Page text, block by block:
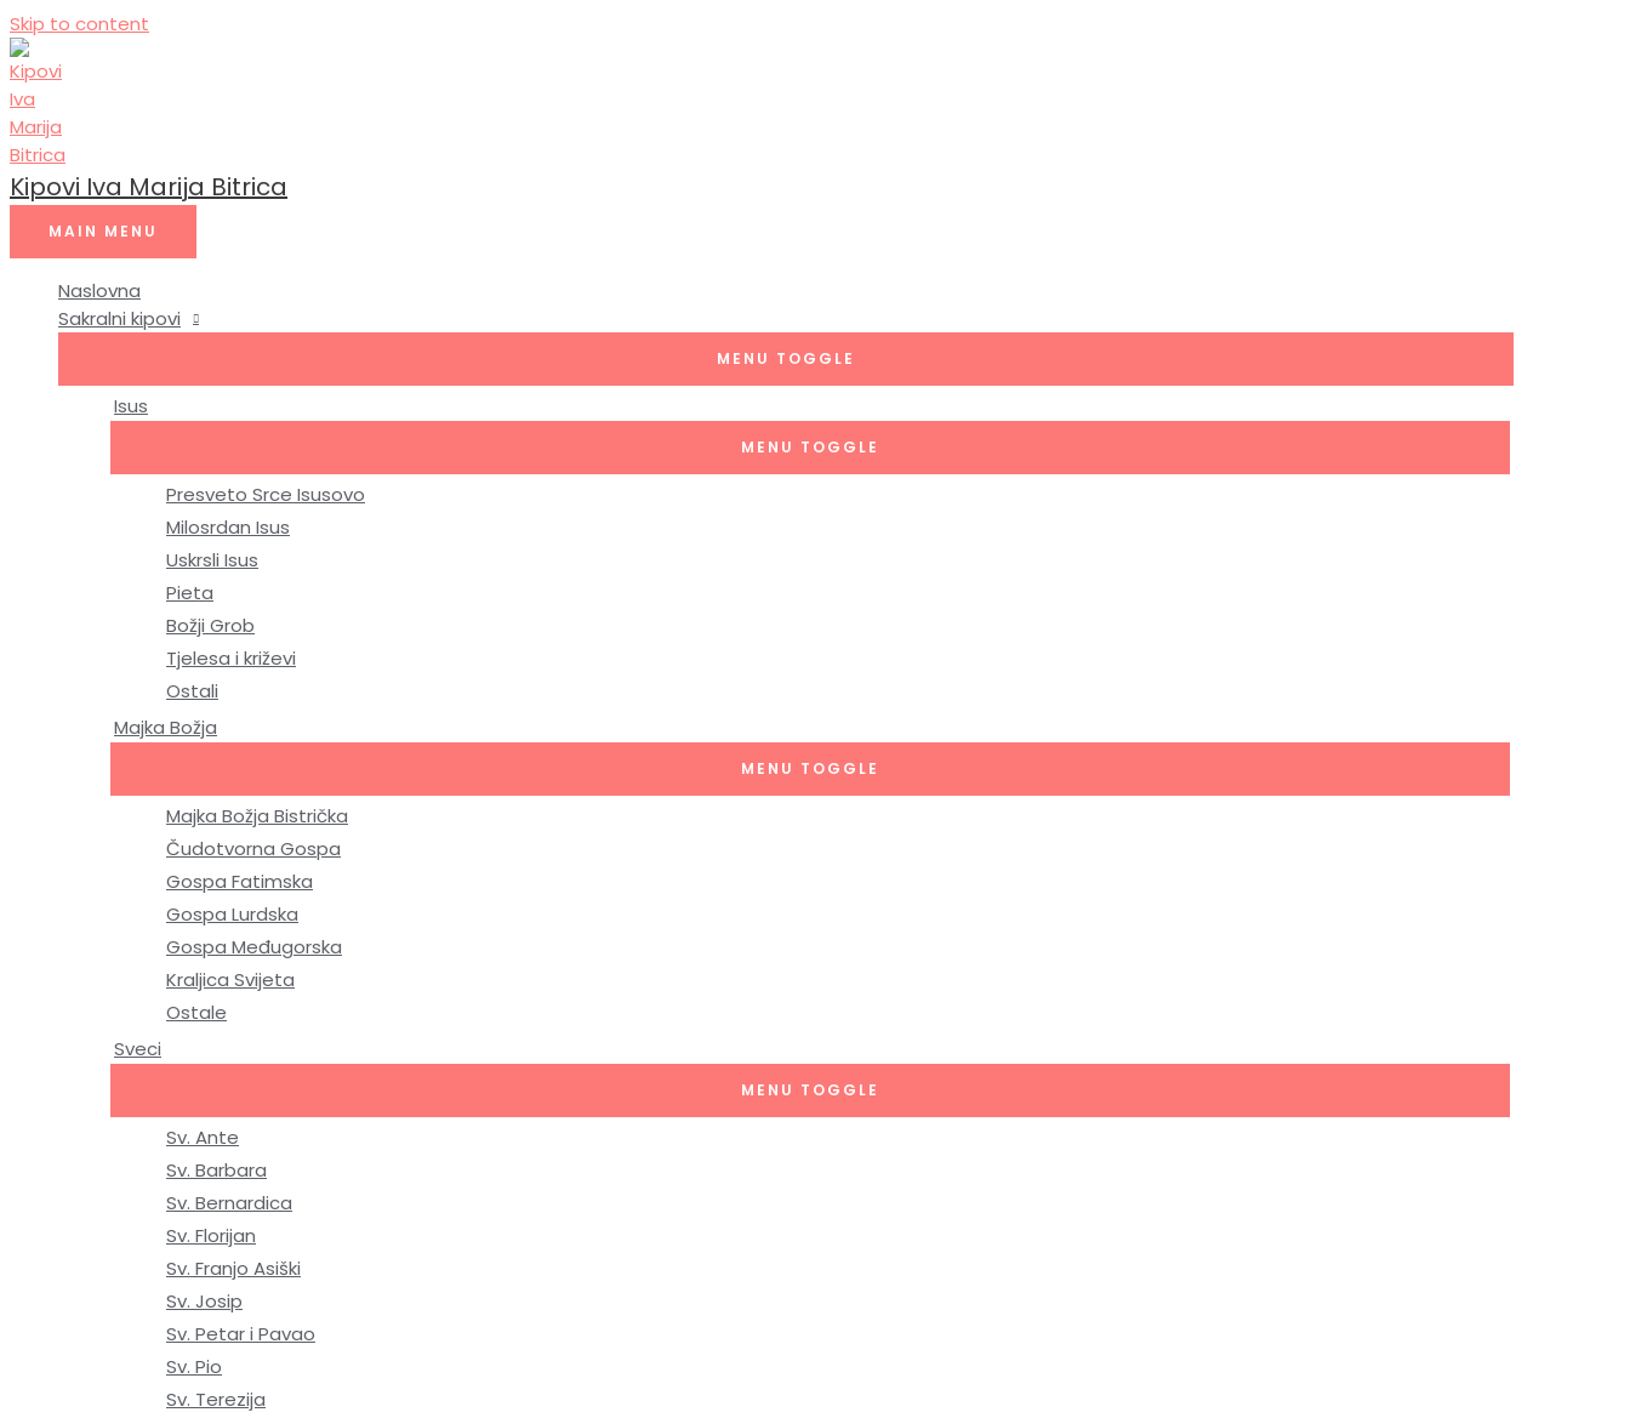
Skip to content
Kipovi Iva Marija Bitrica
MAIN MENU
Naslovna
Sakralni kipovi
MENU TOGGLE
Isus
MENU TOGGLE
Presveto Srce Isusovo
Milosrdan Isus
Uskrsli Isus
Pieta
Božji Grob
Tjelesa i križevi
Ostali
Majka Božja
MENU TOGGLE
Majka Božja Bistrička
Čudotvorna Gospa
Gospa Fatimska
Gospa Lurdska
Gospa Međugorska
Kraljica Svijeta
Ostale
Sveci
MENU TOGGLE
Sv. Ante
Sv. Barbara
Sv. Bernardica
Sv. Florijan
Sv. Franjo Asiški
Sv. Josip
Sv. Petar i Pavao
Sv. Pio
Sv. Terezija